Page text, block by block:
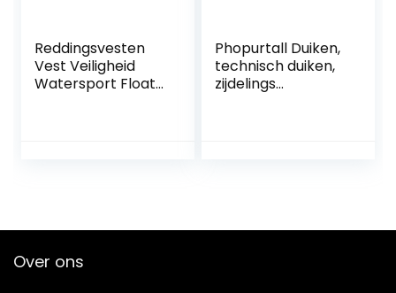
Reddingsvesten
Vest Veiligheid
Watersport Float
Phopurtall Duiken,
technisch duiken,
zijdelings
Over ons